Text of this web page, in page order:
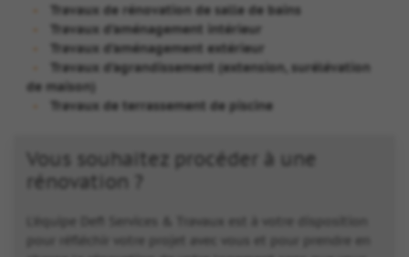
Travaux de rénovation de salle de bains
Travaux d’aménagement intérieur
Travaux d’aménagement extérieur
Travaux d’agrandissement (extension, surélévation
de maison)
Travaux de terrassement de piscine
Vous souhaitez procéder à une
rénovation ?
L’équipe Defi Services & Travaux est à votre disposition
pour réfléchir votre projet avec vous et pour prendre en